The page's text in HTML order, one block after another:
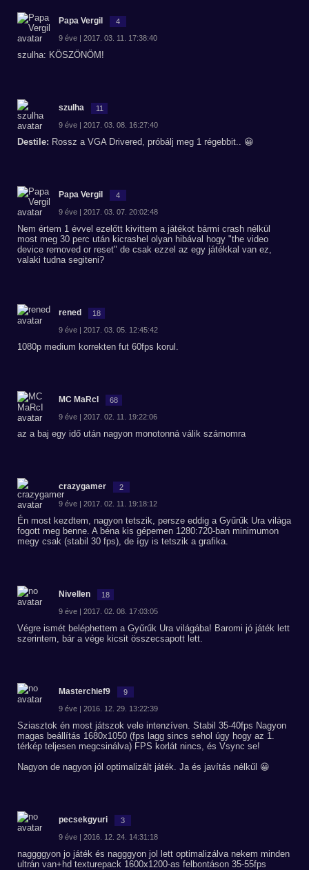
Papa Vergil 4
9 éve | 2017. 03. 11. 17:38:40
szulha: KÖSZÖNÖM!
szulha 11
9 éve | 2017. 03. 08. 16:27:40
Destile: Rossz a VGA Drivered, próbálj meg 1 régebbit.. 😀
Papa Vergil 4
9 éve | 2017. 03. 07. 20:02:48
Nem értem 1 évvel ezelőtt kivittem a játékot bármi crash nélkül
most meg 30 perc után kicrashel olyan hibával hogy "the video
device removed or reset" de csak ezzel az egy játékkal van ez,
valaki tudna segiteni?
rened 18
9 éve | 2017. 03. 05. 12:45:42
1080p medium korrekten fut 60fps korul.
MC MaRcI 68
9 éve | 2017. 02. 11. 19:22:06
az a baj egy idő után nagyon monotonná válik számomra
crazygamer 2
9 éve | 2017. 02. 11. 19:18:12
Én most kezdtem, nagyon tetszik, persze eddig a Gyűrűk Ura világa
fogott meg benne. A béna kis gépemen 1280:720-ban minimumon
megy csak (stabil 30 fps), de így is tetszik a grafika.
Nivellen 18
9 éve | 2017. 02. 08. 17:03:05
Végre ismét beléphettem a Gyűrűk Ura világába! Baromi jó játék lett
szerintem, bár a vége kicsit összecsapott lett.
Masterchief9 9
9 éve | 2016. 12. 29. 13:22:39
Sziasztok én most játszok vele intenzíven. Stabil 35-40fps Nagyon
magas beállítás 1680x1050 (fps lagg sincs sehol úgy hogy az 1.
térkép teljesen megcsinálva) FPS korlát nincs, és Vsync se!
Nagyon de nagyon jól optimalizált játék. Ja és javítás nélkűl 😀
pecsekgyuri 3
9 éve | 2016. 12. 24. 14:31:18
naggggyon jo játék és nagggyon jol lett optimalizálva nekem minden
ultrán van+hd texturepack 1600x1200-as felbontáson 35-55fps